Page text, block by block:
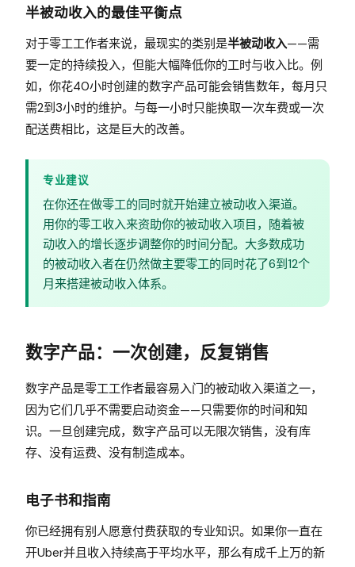
半被动收入的最佳平衡点
对于零工工作者来说，最现实的类别是半被动收入——需
要一定的持续投入，但能大幅降低你的工时与收入比。例
如，你花40小时创建的数字产品可能会销售数年，每月只
需2到3小时的维护。与每一小时只能换取一次车费或一次
配送费相比，这是巨大的改善。
专业建议
在你还在做零工的同时就开始建立被动收入渠道。
用你的零工收入来资助你的被动收入项目，随着被
动收入的增长逐步调整你的时间分配。大多数成功
的被动收入者在仍然做主要零工的同时花了6到12个
月来搭建被动收入体系。
数字产品：一次创建，反复销售
数字产品是零工工作者最容易入门的被动收入渠道之一，
因为它们几乎不需要启动资金——只需要你的时间和知
识。一旦创建完成，数字产品可以无限次销售，没有库
存、没有运费、没有制造成本。
电子书和指南
你已经拥有别人愿意付费获取的专业知识。如果你一直在
开Uber并且收入持续高于平均水平，那么有成千上万的新